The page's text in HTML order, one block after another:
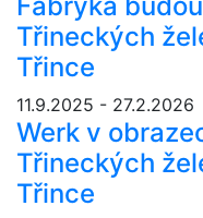
Třineckých
Třince
11.9.2025 - 27.2.2026
Werk v
Třineckých
Třince